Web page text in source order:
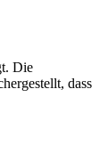
Die
dass